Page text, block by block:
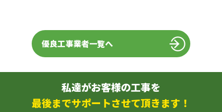
優良工事業者一覧へ
私達がお客様の工事を
最後までサポートさせて頂きます！